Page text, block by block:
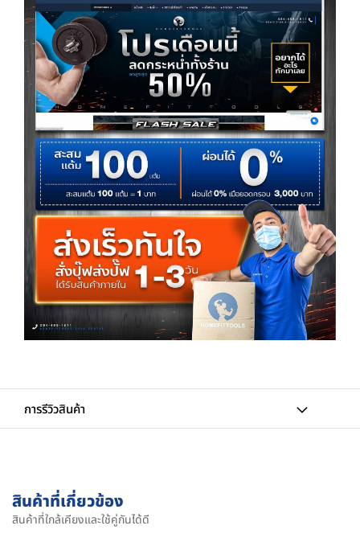
การรีวิวสินค้า
สินค้าที่เกี่ยวข้อง
สินค้าที่ใกล้เคียงและใช้คู่กันได้ดี